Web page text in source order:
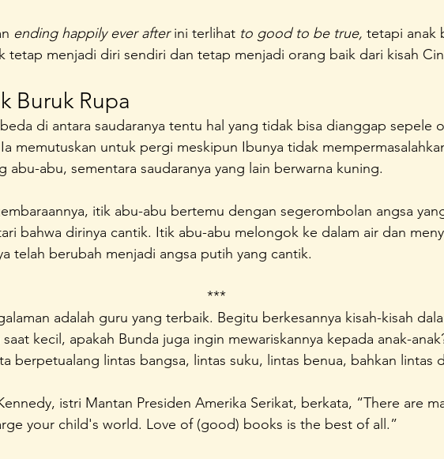
ending happily ever after ini terlihat to good to be true, tetapi anak
tetap menjadi diri sendiri dan tetap menjadi orang baik dari kisah
Buruk Rupa
di antara saudaranya tentu hal yang tidak bisa dianggap sepele
memutuskan untuk pergi meskipun Ibunya tidak
abu-abu, sementara saudaranya yang lain berwarna kuning.
itik abu-abu bertemu dengan segerombolan angsa
bahwa dirinya cantik. Itik abu-abu melongok ke dalam air dan
telah berubah menjadi angsa putih yang cantik.
***
adalah guru yang terbaik. Begitu berkesannya kisah-kisah
kecil, apakah Bunda juga ingin mewariskannya kepada anak-
berpetualang lintas bangsa, lintas suku, lintas benua, bahkan lintas
istri Mantan Presiden Amerika Serikat, berkata, “There are
your child's world. Love of (good) books is the best of all.”